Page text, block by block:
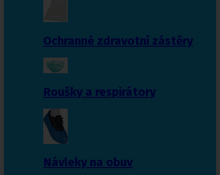
Ochranné zdravotní zástěry
Roušky a respirátory
Návleky na obuv